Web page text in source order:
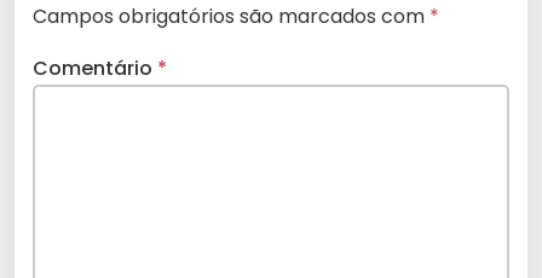
Campos obrigatórios são marcados com *
Comentário *